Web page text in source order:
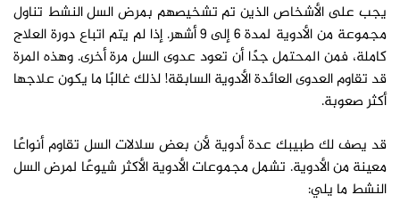
يجب على الأشخاص الذين تم تشخيصهم بمرض السل النشط تناول
مجموعة من الأدوية لمدة 6 إلى 9 أشهر. إذا لم يتم اتباع دورة العلاج
كاملة، فمن المحتمل جدًا أن تعود عدوى السل مرة أخرى. وهذه المرة
قد تقاوم العدوى العائدة الأدوية السابقة! لذلك غالبًا ما يكون علاجها
أكثر صعوبة.
قد يصف لك طبيبك عدة أدوية لأن بعض سلالات السل تقاوم أنواعًا
معينة من الأدوية. تشمل مجموعات الأدوية الأكثر شيوعًا لمرض السل
النشط ما يلي: